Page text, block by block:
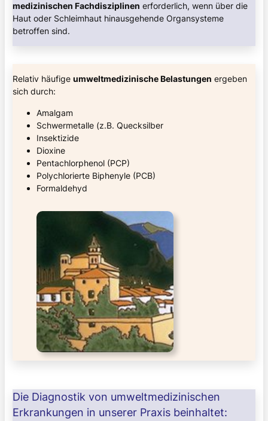
medizinischen Fachdisziplinen erforderlich, wenn über die
Haut oder Schleimhaut hinausgehende Organsysteme
betroffen sind.
Relativ häufigeumweltmedizinische Belastungen ergeben
sich durch:
Amalgam
Schwermetalle (z.B. Quecksilber
Insektizide
Dioxine
Pentachlorphenol (PCP)
Polychlorierte Biphenyle (PCB)
Formaldehyd
Die Diagnostik von umweltmedizinischen
Erkrankungen in unserer Praxis beinhaltet: